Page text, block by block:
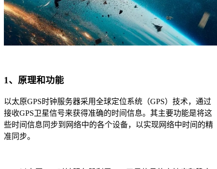
1、原理和功能
以太原GPS时钟服务器采用全球定位系统（GPS）技术，通过
接收GPS卫星信号来获得准确的时间信息。其主要功能是将这
些时间信息同步到网络中的各个设备，以实现网络中时间的精
准同步。